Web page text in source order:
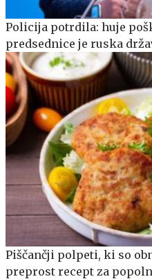
Policija potrdila: huje
predsednice je ruska
Piščančji polpeti, ki so
preprost recept za